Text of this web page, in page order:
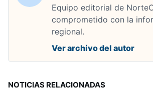
Equipo editorial de
comprometido con la
regional.
Ver archivo del autor
NOTICIAS RELACIONADAS